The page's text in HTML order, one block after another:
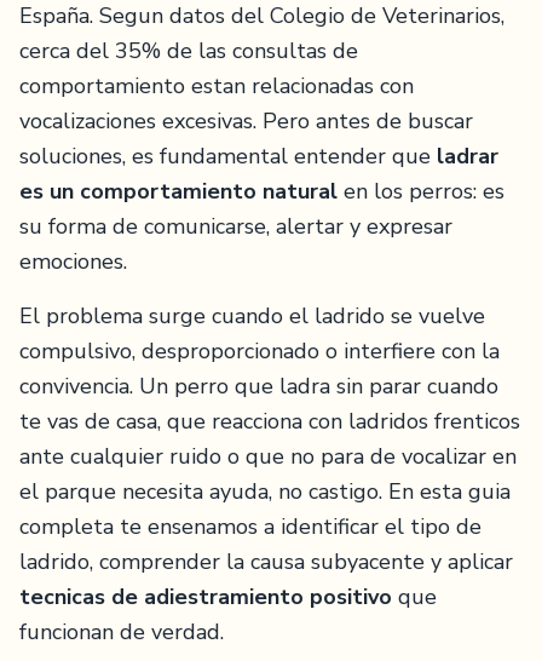
España. Segun datos del Colegio de Veterinarios,
cerca del 35% de las consultas de
comportamiento estan relacionadas con
vocalizaciones excesivas. Pero antes de buscar
soluciones, es fundamental entender que ladrar
es un comportamiento natural en los perros: es
su forma de comunicarse, alertar y expresar
emociones.
El problema surge cuando el ladrido se vuelve
compulsivo, desproporcionado o interfiere con la
convivencia. Un perro que ladra sin parar cuando
te vas de casa, que reacciona con ladridos frenticos
ante cualquier ruido o que no para de vocalizar en
el parque necesita ayuda, no castigo. En esta guia
completa te ensenamos a identificar el tipo de
ladrido, comprender la causa subyacente y aplicar
tecnicas de adiestramiento positivo que
funcionan de verdad.